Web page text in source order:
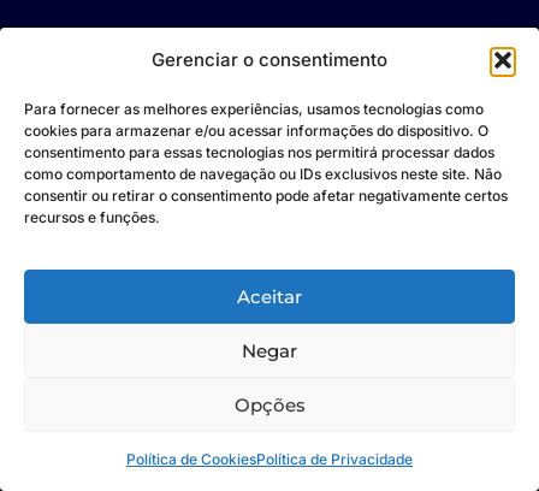
Gerenciar o consentimento
Para fornecer as melhores experiências, usamos tecnologias como
cookies para armazenar e/ou acessar informações do dispositivo. O
consentimento para essas tecnologias nos permitirá processar dados
como comportamento de navegação ou IDs exclusivos neste site. Não
consentir ou retirar o consentimento pode afetar negativamente certos
recursos e funções.
Aceitar
Negar
Opções
Política de CookiesPolítica de Privacidade
Página Inicial